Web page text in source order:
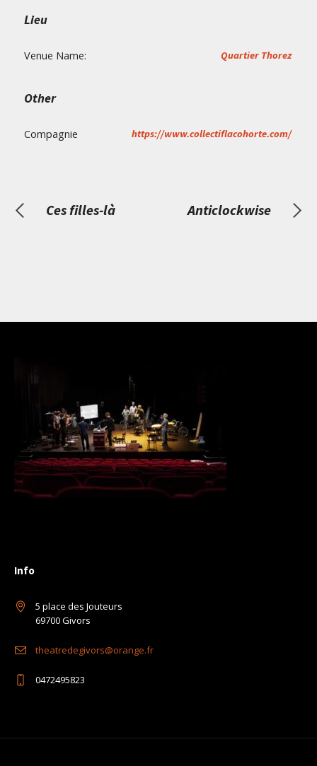
Lieu
Venue Name: Quartier Thorez
Other
Compagnie https://www.collectiflacohorte.com/
Ces filles-là Anticlockwise
Info
5 place des Jouteurs
69700 Givors
theatredegivors@orange.fr
0472495823